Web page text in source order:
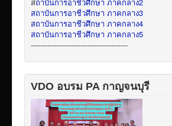
สถาบันการอาชีวศึกษา ภาคกลาง3
สถาบันการอาชีวศึกษา ภาคกลาง4
สถาบันการอาชีวศึกษา ภาคกลาง5
-----------------------------------------
VDO อบรม PA กาญจนบุรี